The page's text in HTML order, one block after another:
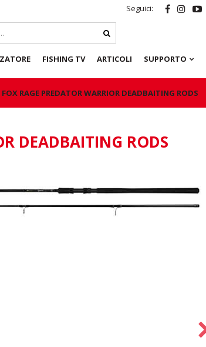
Seguici:
FISHING TV ARTICOLI SUPPORTO
FOX RAGE PREDATOR WARRIOR DEADBAITING RODS
DEADBAITING RODS